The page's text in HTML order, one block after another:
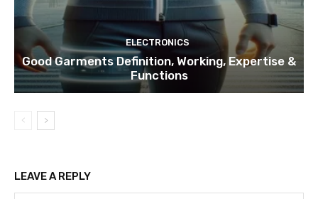
ELECTRONICS
Good Garments Definition, Working, Expertise &
Functions
LEAVE A REPLY